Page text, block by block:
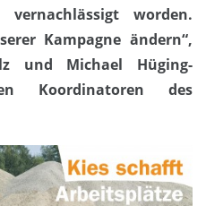
worden.
Kampagne ändern“,
und Michael Hüging-
Koordinatoren des